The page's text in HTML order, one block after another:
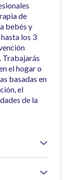
de
bebés y
los 3
Trabajarás
el hogar o
basadas en
el
de la
conductual